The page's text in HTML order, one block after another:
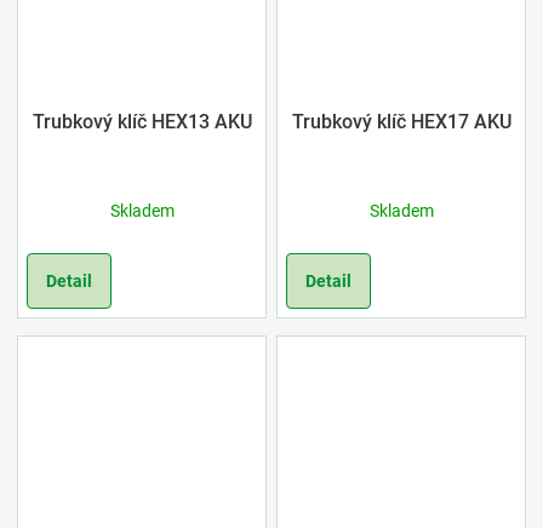
Trubkový klíč HEX13 AKU
Skladem
Detail
Trubkový klíč HEX17 AKU
Skladem
Detail